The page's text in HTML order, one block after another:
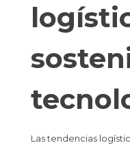
Las tendencias